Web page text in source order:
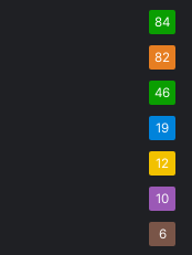
84
82
46
19
12
10
6